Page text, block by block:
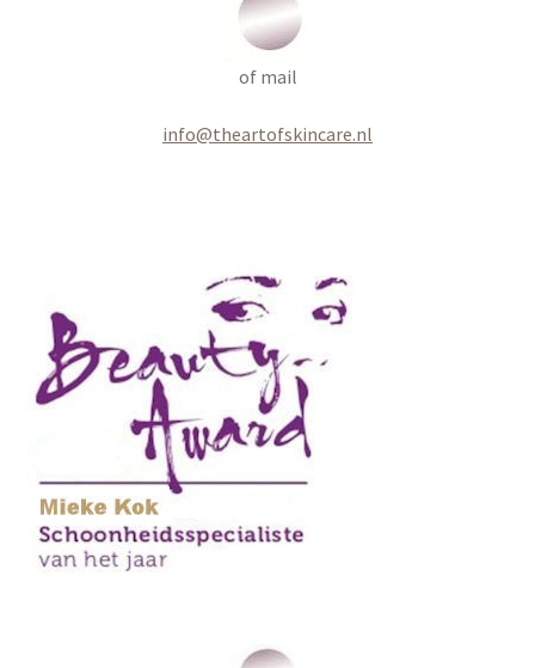
of mail
info@theartofskincare.nl